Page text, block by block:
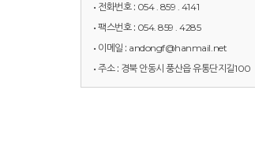
• 전화번호 : 054 . 859 . 4141
• 팩스번호 : 054. 859 . 4285
• 이메일 : andongf@hanmail.net
• 주소 : 경북 안동시 풍산읍 유통단지길100